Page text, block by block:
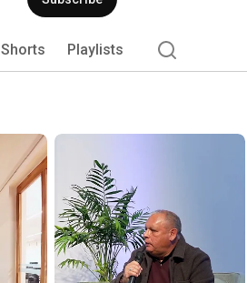
indicadores  y datos confiables
Shorts Playlists